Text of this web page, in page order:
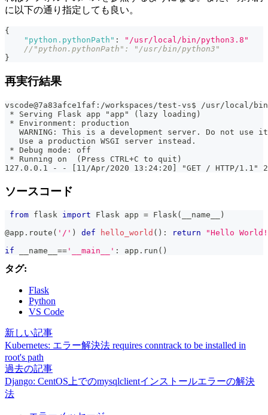
に以下の通り指定しても良い。
{
"python.pythonPath" :
"/usr/local/bin/python3.8"
//"python.pythonPath": "/usr/bin/python3"
}
再実行結果
vscode@7a83afce1faf:/workspaces/test-vs$ /usr/local/
* Serving Flask app "app" (lazy loading)
* Environment: production
WARNING: This is a development server. Do not use
   Use a production WSGI server instead.
* Debug mode: off
* Running on  (Press CTRL+C to quit)
127.0.0.1 - - [11/Apr/2020 13:24:20] "GET / HTTP/1.1"
ソースコード
from flask import Flask app = Flask( __name__
)
@app . route ( '/' ) def hello_world ( ) : return
"Hello
if __name__ == '__main__' : app . run ( )
タグ:
Flask
Python
VS Code
新しい記事
Kubernetes: エラー解決法 requires conntrack to be installed in
root's path
過去の記事
Django: CentOS上でのmysqlclientインストールエラーの解決
法